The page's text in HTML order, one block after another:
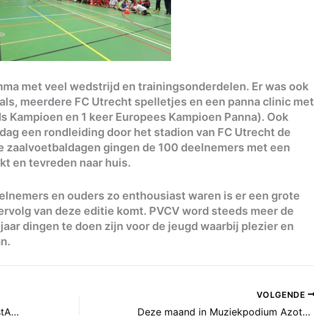
met veel wedstrijd en trainingsonderdelen. Er was ook
meerdere FC Utrecht spelletjes en een panna clinic met
Kampioen en 1 keer Europees Kampioen Panna). Ook
een rondleiding door het stadion van FC Utrecht de
zaalvoetbaldagen gingen de 100 deelnemers met een
en tevreden naar huis.
en ouders zo enthousiast waren is er een grote
van deze editie komt. PVCV word steeds meer de
dingen te doen zijn voor de jeugd waarbij plezier en
Start nieuw blok De Vrijstaat KunstAcademie op 14 januari
VOLGENDE
Deze maand in Muziekpodium Azotod: Een overzicht!